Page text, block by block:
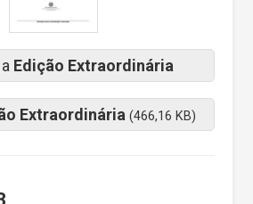
Edição Extraordinária
Extraordinária (466,16 KB)